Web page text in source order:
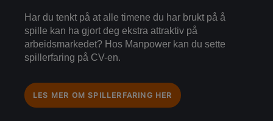
Har du tenkt på at alle timene du har brukt på å
spille kan ha gjort deg ekstra attraktiv på
arbeidsmarkedet? Hos Manpower kan du sette
spillerfaring på CV-en.
LES MER OM SPILLERFARING HER